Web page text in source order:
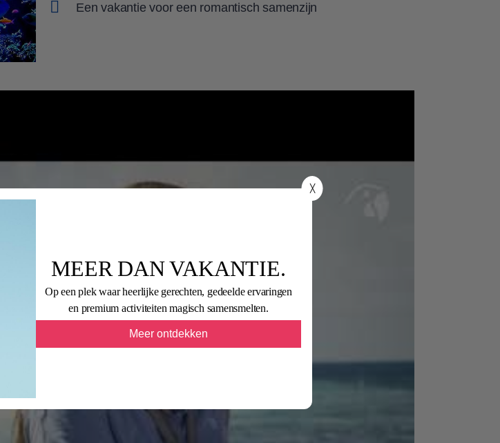
╳
MEER DAN VAKANTIE.
Op een plek waar heerlijke gerechten, gedeelde ervaringen
en premium activiteiten magisch samensmelten.
Meer ontdekken
Een vakantie voor een romantisch samenzijn